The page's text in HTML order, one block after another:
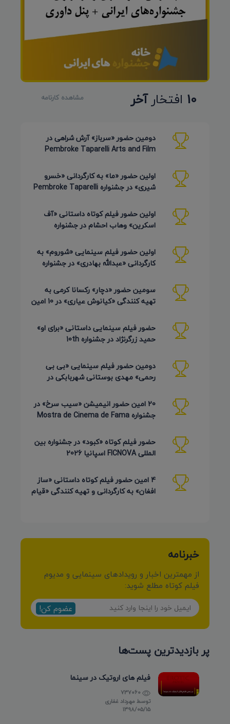
10 افتخارآخر مشاهده کارنامه
دومین حضور «سرباز» آرش شراهی در
Pembroke Taparelli Arts and Film
اولین حضور «ما» به کارگردانی «خسرو
شیری» در جشنواره Pembroke Taparelli
اولین حضور فیلم کوتاه داستانی «آف
اسکرین» وهاب احشام در جشنواره
اولین حضور فیلم سینمایی «شوروم» به
کارگردانی «عبدالله بهادری» در جشنواره
سومین حضور «دچار» رکسانا کرمی به
تهیه کنندگی «کیانوش عیاری» در 10 امین
حضور فیلم سینمایی داستانی «برای او»
حمید زرگرنژاد در جشنواره 10th
دومین حضور فیلم سینمایی «بی بی
رحمی» مهدی بوستانی شهربابکی در
20 امین حضور انیمیشن «سیب سرخ» در
جشنواره Mostra de Cinema de Fama
حضور فیلم کوتاه «کبود» در جشنواره بین
المللی FICNOVA اسپانیا 2026
4 امین حضور فیلم کوتاه داستانی «ساز
افغان» به کارگردانی و تهیه کنندگی «قیام
خبرنامه
از مهمترین اخبار و رویدادهای سینمایی و مدیوم
فیلم کوتاه مطلع شوید:
عضوم کن!
پر بازدیدترین پست‌ها
فیلم های اروتیک در سینما
توسط مهرداد غفاری
۱۳۹۸/۰۵/۱۵